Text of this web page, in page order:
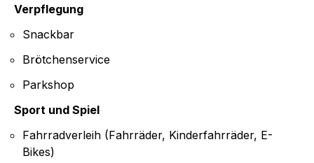
Verpflegung
Snackbar
Brötchenservice
Parkshop
Sport und Spiel
Fahrradverleih (Fahrräder, Kinderfahrräder, E-
Bikes)